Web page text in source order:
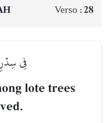
Verso :28
فِي
lote trees